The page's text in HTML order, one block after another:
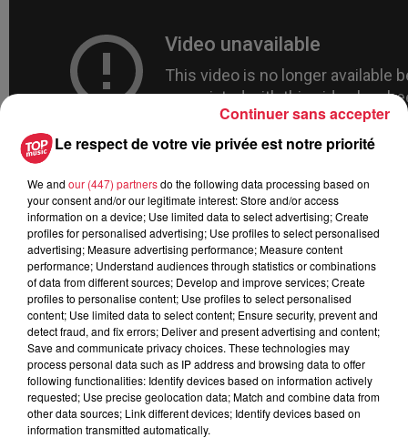
A lire aussi
6 août 2026
À Hoerdt, de l’eau brune sort des
robinets
Le respect de votre vie privée est notre priorité
We and our (447) partnersdo the following data processing based on
your consent and/or our legitimate interest: Store and/or access
information on a device; Use limited data to select advertising; Create
profiles for personalised advertising; Use profiles to select personalised
advertising; Measure advertising performance; Measure content
performance; Understand audiences through statistics or combinations
of data from different sources; Develop and improve services; Create
profiles to personalise content; Use profiles to select personalised
content; Use limited data to select content; Ensure security, prevent and
detect fraud, and fix errors; Deliver and present advertising and content;
Save and communicate privacy choices. These technologies may
process personal data such as IP address and browsing data to offer
following functionalities: Identify devices based on information actively
requested; Use precise geolocation data; Match and combine data from
other data sources; Link different devices; Identify devices based on
information transmitted automatically.
Continuer sans accepter